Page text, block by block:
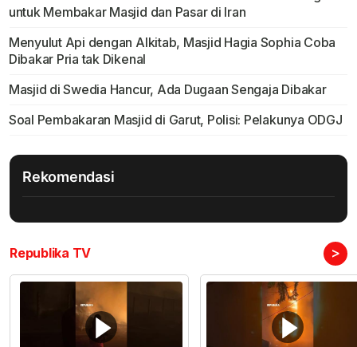
untuk Membakar Masjid dan Pasar di Iran
Menyulut Api dengan Alkitab, Masjid Hagia Sophia Coba
Dibakar Pria tak Dikenal
Masjid di Swedia Hancur, Ada Dugaan Sengaja Dibakar
Soal Pembakaran Masjid di Garut, Polisi: Pelakunya ODGJ
Rekomendasi
Republika TV >